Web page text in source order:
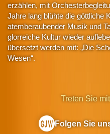
erzählen, mit
Jahre lang blühte die göttliche
atemberaubender Musik und
glorreiche Kultur wieder
übersetzt werden mit: „Die
Wesen“.
Treten Sie
Folgen Sie